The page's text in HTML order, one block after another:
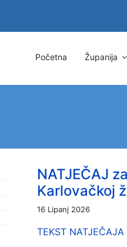
Početna Županija
NATJEČAJ
Karlovačkoj
16 Lipanj 2026
TEKST NATJEČAJA